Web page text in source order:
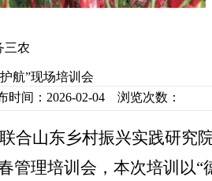
三农
航”现场培训会
时间：2026-02-04 浏览次数：
合山东乡村振兴实践研究
管理培训会，本次培训以“